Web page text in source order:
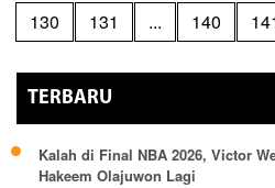
130
131 ... 140
TERBARU
Kalah di Final NBA 2026, Victor
Hakeem Olajuwon Lagi